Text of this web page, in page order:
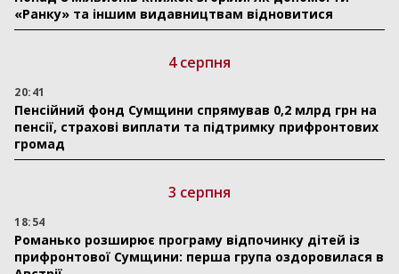
«Ранку» та іншим видавництвам відновитися
4 серпня
20:41
Пенсійний фонд Сумщини спрямував 0,2 млрд грн на
пенсії, страхові виплати та підтримку прифронтових
громад
3 серпня
18:54
Романько розширює програму відпочинку дітей із
прифронтової Сумщини: перша група оздоровилася в